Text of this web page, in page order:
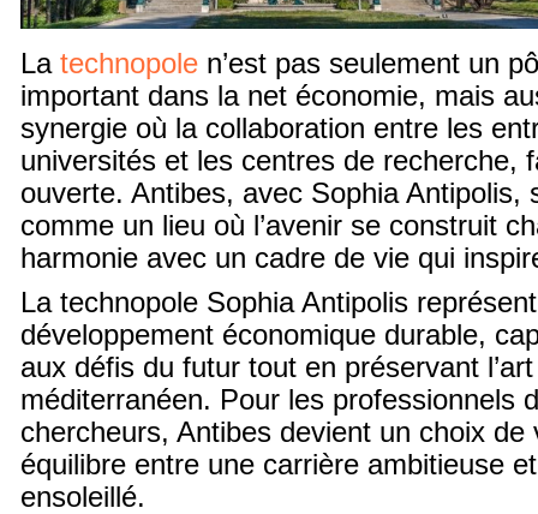
La technopole n’est pas seulement un
important dans la net économie, mais
synergie où la collaboration entre les
universités et les centres de recherche,
ouverte. Antibes, avec Sophia Antipolis,
comme un lieu où l’avenir se construit
harmonie avec un cadre de vie qui
La technopole Sophia Antipolis
développement économique durable,
aux défis du futur tout en préservant
méditerranéen. Pour les professionnels
chercheurs, Antibes devient un choix de
équilibre entre une carrière ambitieuse
ensoleillé.